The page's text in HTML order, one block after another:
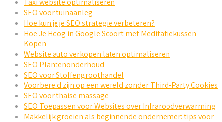
Taxi website optimaliseren
SEO voor tuinaanleg
Hoe kun je je SEO strategie verbeteren?
Hoe Je Hoog in Google Scoort met Meditatiekussen
Kopen
Website auto verkopen laten optimaliseren
SEO Plantenonderhoud
SEO voor Stoffengroothandel
Voorbereid zijn op een wereld zonder Third-Party Cookies
SEO voor thaise massage
SEO Toepassen voor Websites over Infraroodverwarming
Makkelijk groeien als beginnende ondernemer: tips voor